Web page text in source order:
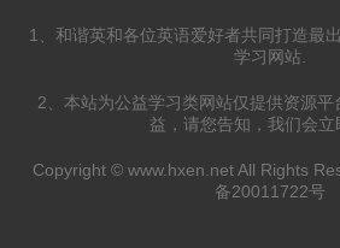
1、和谐英和各位英语爱好者共同打造最
学习网站.
2、本站为公益学习类网站仅提供资源
益，请您告知，我们会立
Copyright © www.hxen.netAll Rights
备20011722号